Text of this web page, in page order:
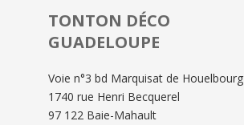
TONTON DÉCO
GUADELOUPE
Voie n°3 bd Marquisat de Houelbourg
1740 rue Henri Becquerel
97 122 Baie-Mahault